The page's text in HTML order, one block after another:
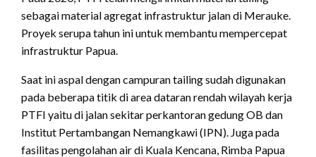
sebagai material agregat infrastruktur jalan di Merauke.
Proyek serupa tahun ini untuk membantu mempercepat
infrastruktur Papua.
Saat ini aspal dengan campuran tailing sudah digunakan
pada beberapa titik di area dataran rendah wilayah kerja
PTFI yaitu di jalan sekitar perkantoran gedung OB dan
Institut Pertambangan Nemangkawi (IPN). Juga pada
fasilitas pengolahan air di Kuala Kencana, Rimba Papua